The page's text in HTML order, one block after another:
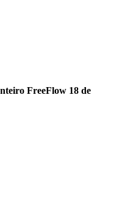
FreeFlow 18 de